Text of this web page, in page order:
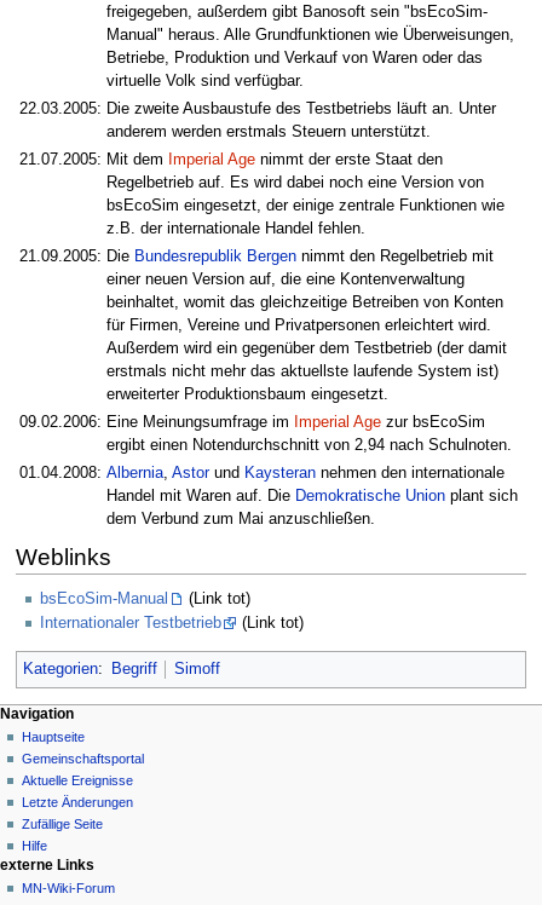
freigegeben, außerdem gibt Banosoft sein "bsEcoSim-
Manual" heraus. Alle Grundfunktionen wie Überweisungen,
Betriebe, Produktion und Verkauf von Waren oder das
virtuelle Volk sind verfügbar.
22.03.2005: Die zweite Ausbaustufe des Testbetriebs läuft an. Unter
anderem werden erstmals Steuern unterstützt.
21.07.2005: Mit dem Imperial Agenimmt der erste Staat den
Regelbetrieb auf. Es wird dabei noch eine Version von
bsEcoSim eingesetzt, der einige zentrale Funktionen wie
z.B. der internationale Handel fehlen.
21.09.2005: Die Bundesrepublik Bergennimmt den Regelbetrieb mit
einer neuen Version auf, die eine Kontenverwaltung
beinhaltet, womit das gleichzeitige Betreiben von Konten
für Firmen, Vereine und Privatpersonen erleichtert wird.
Außerdem wird ein gegenüber dem Testbetrieb (der damit
erstmals nicht mehr das aktuellste laufende System ist)
erweiterter Produktionsbaum eingesetzt.
09.02.2006: Eine Meinungsumfrage im Imperial Agezur bsEcoSim
ergibt einen Notendurchschnitt von 2,94 nach Schulnoten.
01.04.2008: Albernia, Astorund Kaysterannehmen den internationale
Handel mit Waren auf. Die Demokratische Unionplant sich
dem Verbund zum Mai anzuschließen.
Weblinks
bsEcoSim-Manual
(Link tot)
Internationaler Testbetrieb
(Link tot)
Kategorien: Begriff Simoff
Navigationsmenü
Seitenaktionen
Seite
Diskussion
Lesen
Quelltext
anzeigen
Versionsgeschichte
Meine Werkzeuge
Nicht
angemeldet
Diskussionsseite
Beiträge
Anmelden
Navigation
Hauptseite
Gemeinschafts­portal
Aktuelle Ereignisse
Letzte Änderungen
Zufällige Seite
Hilfe
externe Links
MN-Wiki-Forum